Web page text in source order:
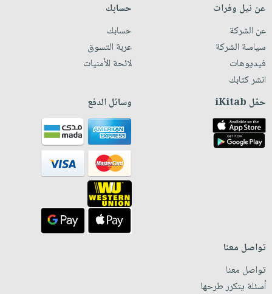
عن نيل وفرات
عن الشركة
سياسة الشركة
فيديوهات
انشر كتابك
حسابك
حسابك
عربة التسوق
لائحة الأمنيات
حمّل iKitab وسائل الدفع
تواصل معنا
تواصل معنا
أسئلة يتكرر طرحها